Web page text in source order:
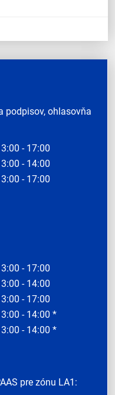
podpisov, ohlasovňa
- 17:00
- 14:00
- 17:00
- 17:00
- 14:00
- 17:00
- 14:00 *
- 14:00 *
pre zónu LA1: